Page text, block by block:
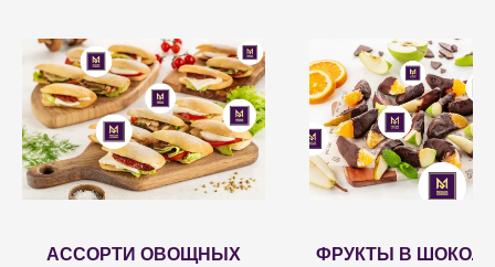
АССОРТИ ОВОЩНЫХ ФРУКТЫ В